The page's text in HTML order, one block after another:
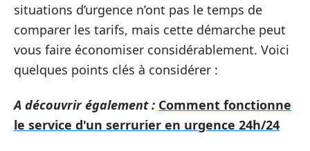
situations d’urgence n’ont pas le temps de
comparer les tarifs, mais cette démarche peut
vous faire économiser considérablement. Voici
quelques points clés à considérer :
A découvrir également : Comment fonctionne
le service d'un serrurier en urgence 24h/24